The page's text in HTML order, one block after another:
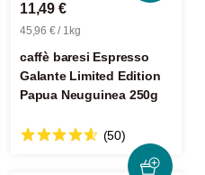
11,49 €
45,96 € / 1kg
caffè baresi Espresso
Galante Limited Edition
Papua Neuguinea 250g
(50)